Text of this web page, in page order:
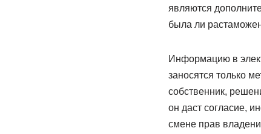
являются
была ли
Информацию в
заносятся только
собственник,
он даст согласие,
смене прав